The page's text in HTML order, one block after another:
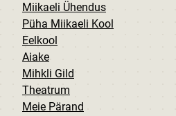
Miikaeli Ühendus
Püha Miikaeli Kool
Eelkool
Aiake
Mihkli Gild
Theatrum
Meie Pärand